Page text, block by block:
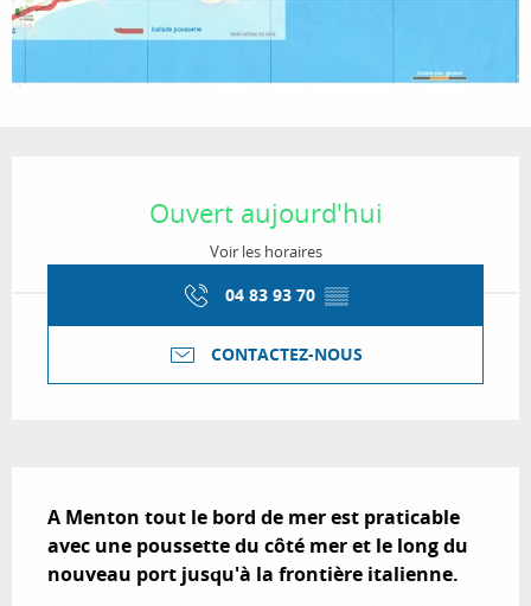
Ouvert aujourd'hui
Voir les horaires
04 83 93 70 ▒▒
CONTACTEZ-NOUS
A Menton tout le bord de mer est praticable
avec une poussette du côté mer et le long du
nouveau port jusqu'à la frontière italienne.